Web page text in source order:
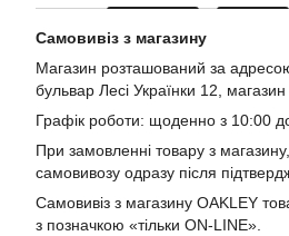
Самовивіз з магазину
Магазин розташований за
бульвар Лесі Українки 12, магазин
Графік роботи: щоденно з 10:00
При замовленні товару з
самовивозу одразу після
Самовивіз з магазину OAKLEY
з позначкою «тільки ON-LINE».